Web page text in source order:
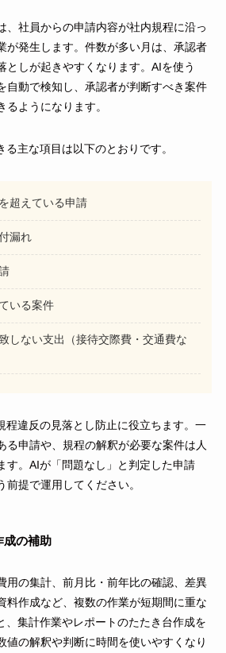
、社員からの申請内容が社内規程に沿っ
が発生します。件数が多い月は、承認者
としが起きやすくなります。AIを使う
自動で検知し、承認者が判断すべき案件
ようになります。
主な項目は以下のとおりです。
超えている申請
漏れ
いる案件
しない支出（接待交際費・交通費な
程違反の見落とし防止に役立ちます。一
る申請や、規程の解釈が必要な案件は人
す。AIが「問題なし」と判定した申請
前提で運用してください。
成の補助
用の集計、前月比・前年比の確認、差異
料作成など、複数の作業が短期間に重な
、集計作業やレポートのたたき台作成を
値の解釈や判断に時間を使いやすくなり